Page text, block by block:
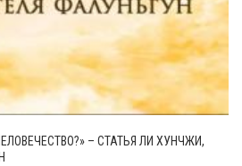
– СТАТЬЯ ЛИ ХУНЧЖИ,